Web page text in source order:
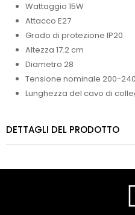
Wattaggio 15W
Attacco E27
Grado di protezione IP20
Altezza 17.2 cm
Diametro 28
Tensione nominale 200-
Lunghezza del cavo di
DETTAGLI DEL PRODOTTO